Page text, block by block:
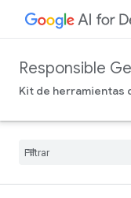
Responsible
Kit de herramientas